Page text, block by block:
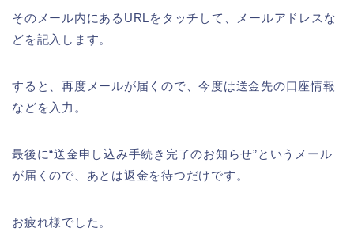
そのメール内にあるURLをタッチして、メールアドレスな
どを記入します。
すると、再度メールが届くので、今度は送金先の口座情報
などを入力。
最後に“送金申し込み手続き完了のお知らせ”というメール
が届くので、あとは返金を待つだけです。
お疲れ様でした。